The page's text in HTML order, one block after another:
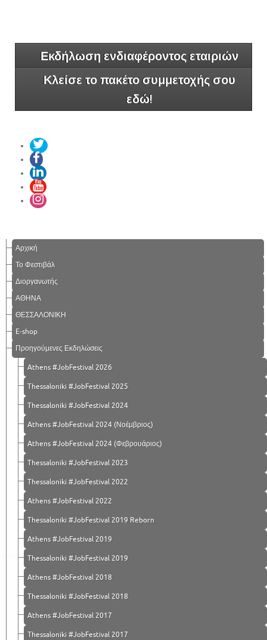
Εκδήλωση ενδιαφέροντος εταιριών
Κλείσε το πακέτο συμμετοχής σου
εδώ!
Αρχική
Το Φεστιβάλ
Διοργανωτής
ΑΘΗΝΑ
ΘΕΣΣΑΛΟΝΙΚΗ
E-shop
Προηγούμενες Εκδηλώσεις
Athens #JobFestival 2026
Thessaloniki #JobFestival 2025
Thessaloniki #JobFestival 2024
Athens #JobFestival 2024 (Νοέμβριος)
Athens #JobFestival 2024 (Φεβρουάριος)
Thessaloniki #JobFestival 2023
Thessaloniki #JobFestival 2022
Athens #JobFestival 2022
Thessaloniki #JobFestival 2019 Reborn
Athens #JobFestival 2019
Thessaloniki #JobFestival 2019
Athens #JobFestival 2018
Thessaloniki #JobFestival 2018
Athens #JobFestival 2017
Τhessaloniki #JobFestival 2017